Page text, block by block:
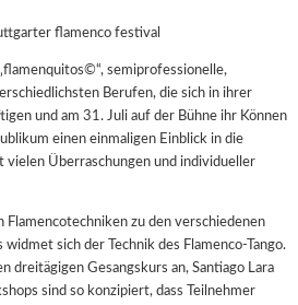
flamenco festival
semiprofessionelle,
Berufen, die sich in ihrer
und am 31. Juli auf der Bühne ihr Können
einen einmaligen Einblick in die
vielen Überraschungen und individueller
Flamencotechniken zu den verschiedenen
widmet sich der Technik des Flamenco-Tango.
dreitägigen Gesangskurs an, Santiago Lara
sind so konzipiert, dass Teilnehmer